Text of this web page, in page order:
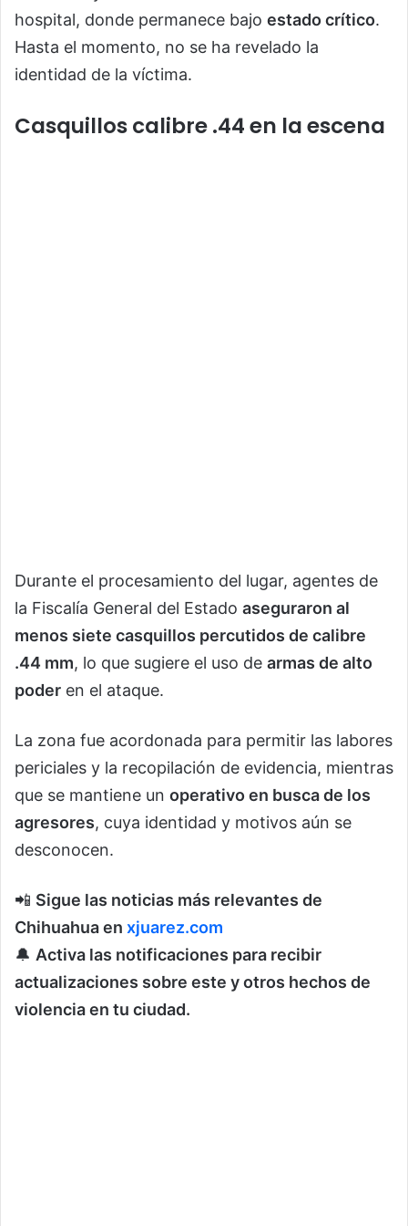
hospital, donde permanece bajo estado crítico.
Hasta el momento, no se ha revelado la
identidad de la víctima.
Casquillos calibre .44 en la escena
Durante el procesamiento del lugar, agentes de
la Fiscalía General del Estado aseguraron al
menos siete casquillos percutidos de calibre
.44 mm, lo que sugiere el uso de armas de alto
poder en el ataque.
La zona fue acordonada para permitir las labores
periciales y la recopilación de evidencia, mientras
que se mantiene un operativo en busca de los
agresores, cuya identidad y motivos aún se
desconocen.
📲 Sigue las noticias más relevantes de
Chihuahua en xjuarez.com
🔔 Activa las notificaciones para recibir
actualizaciones sobre este y otros hechos de
violencia en tu ciudad.